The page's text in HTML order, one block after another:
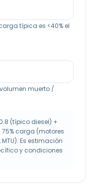
típica es <40% el
muerto /
0.8 (típico diesel) +
75% carga (motores
Es estimación
y condiciones